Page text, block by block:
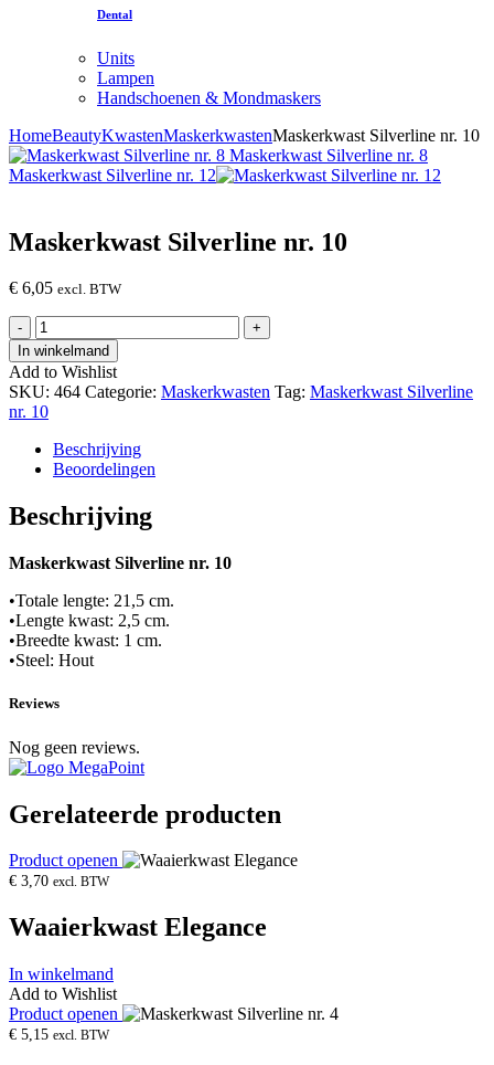
Dental
Units
Lampen
Handschoenen & Mondmaskers
HomeBeautyKwastenMaskerkwastenMaskerkwast Silverline nr. 10
Maskerkwast Silverline nr. 8
Maskerkwast Silverline nr. 12
Maskerkwast Silverline nr. 10
€ 6,05 excl. BTW
-
Maskerkwast
Silverline
nr.
10
hoeveelheid
+
In winkelmand
Add to Wishlist
SKU: 464 Categorie: Maskerkwasten Tag: Maskerkwast Silverline
nr. 10
Beschrijving
Beoordelingen
Beschrijving
Maskerkwast Silverline nr. 10
•Totale lengte: 21,5 cm.
•Lengte kwast: 2,5 cm.
•Breedte kwast: 1 cm.
•Steel: Hout
Reviews
Nog geen reviews.
Gerelateerde producten
Product openen
€ 3,70 excl. BTW
Waaierkwast Elegance
In winkelmand
Add to Wishlist
Product openen
€ 5,15 excl. BTW